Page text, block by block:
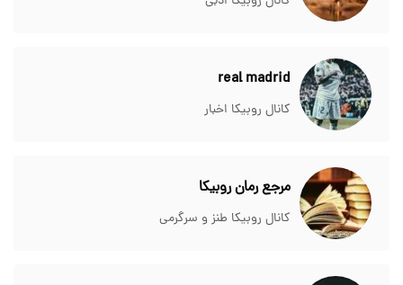
real madrid
کانال روبیکا اخبار
مرجع رمان روبیکا
کانال روبیکا طنز و سرگرمی